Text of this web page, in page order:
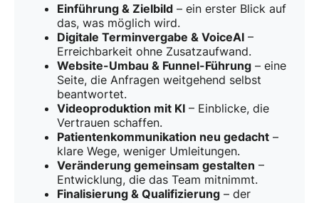
Das sieht man auch von außen
Einheitlicher Auftrittauf Website,
Beschilderung & Co.
Schnelle Weiterleitungzu Buchung, FAQ,
Rückruf
Einführung & Zielbild – ein erster Blick auf
das, was möglich wird.
Digitale Terminvergabe & VoiceAI –
Erreichbarkeit ohne Zusatzaufwand.
Website-Umbau & Funnel-Führung – eine
Seite, die Anfragen weitgehend selbst
beantwortet.
Videoproduktion mit KI – Einblicke, die
Vertrauen schaffen.
Patientenkommunikation neu gedacht –
klare Wege, weniger Umleitungen.
Veränderung gemeinsam gestalten –
Entwicklung, die das Team mitnimmt.
Finalisierung & Qualifizierung – der